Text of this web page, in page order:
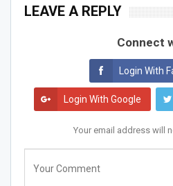
LEAVE A REPLY
Connect
Login With
Login With Google
Your email address will